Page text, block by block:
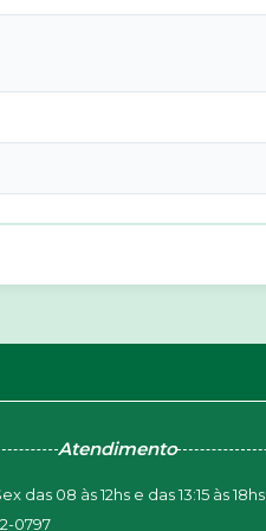
Atendimento
das 08 às 12hs e das 13:15 às 18hs
0797